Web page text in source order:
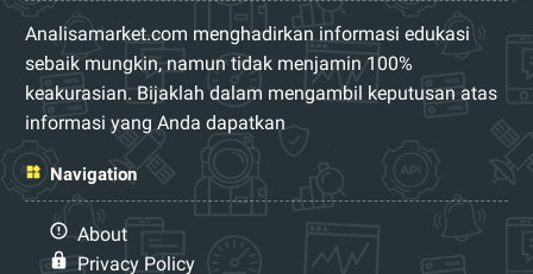
Analisamarket.com menghadirkan informasi edukasi
sebaik mungkin, namun tidak menjamin 100%
keakurasian. Bijaklah dalam mengambil keputusan atas
informasi yang Anda dapatkan
Navigation
About
Privacy Policy